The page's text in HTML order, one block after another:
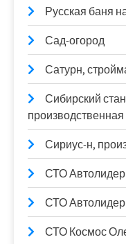
Русская баня
Сад-огород
Сатурн,
Сибирский
Сириус-н,
СТО Автолидер
СТО Автолидер
СТО Космос